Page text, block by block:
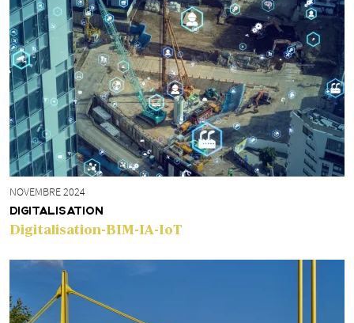
NOVEMBRE 2024
DIGITALISATION
Digitalisation-BIM-IA-IoT